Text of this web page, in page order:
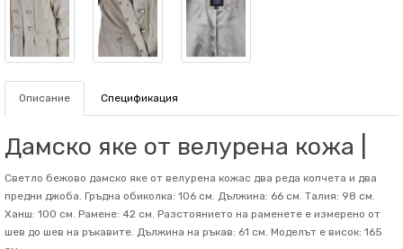
Описание Спецификация
Дамско яке от велурена кожа |
Светло бежово дамско яке от велурена кожас два реда копчета и два
предни джоба. Гръдна обиколка: 106 см. Дължина: 66 см. Талия: 98 см.
Ханш: 100 см. Рамене: 42 см. Разстоянието на раменете е измерено от
шев до шев на ръкавите. Дължина на ръкав: 61 см. Mоделът е висок: 165